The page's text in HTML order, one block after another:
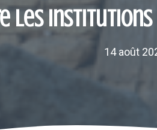
les institutions
14 août